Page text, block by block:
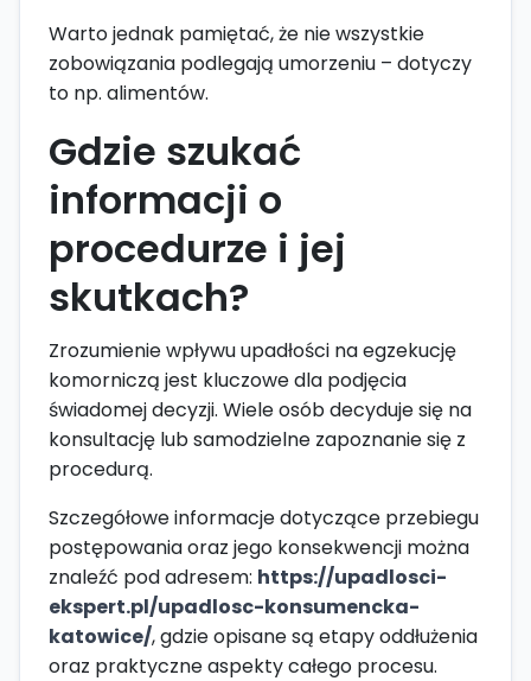
Warto jednak pamiętać, że nie wszystkie
zobowiązania podlegają umorzeniu – dotyczy
to np. alimentów.
Gdzie szukać
informacji o
procedurze i jej
skutkach?
Zrozumienie wpływu upadłości na egzekucję
komorniczą jest kluczowe dla podjęcia
świadomej decyzji. Wiele osób decyduje się na
konsultację lub samodzielne zapoznanie się z
procedurą.
Szczegółowe informacje dotyczące przebiegu
postępowania oraz jego konsekwencji można
znaleźć pod adresem: https://upadlosci-
ekspert.pl/upadlosc-konsumencka-
katowice/, gdzie opisane są etapy oddłużenia
oraz praktyczne aspekty całego procesu.